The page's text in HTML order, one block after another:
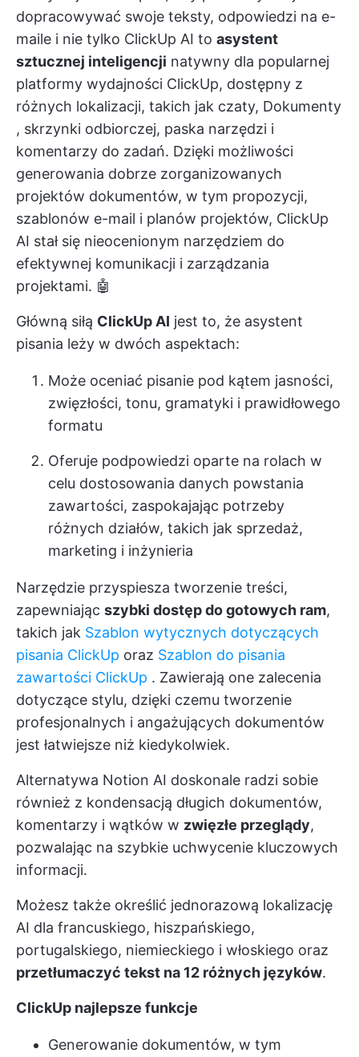
dopracowywać swoje teksty, odpowiedzi na e-
maile i nie tylko ClickUp AI to asystent
sztucznej inteligencji natywny dla popularnej
platformy wydajności ClickUp, dostępny z
różnych lokalizacji, takich jak czaty, Dokumenty
, skrzynki odbiorczej, paska narzędzi i
komentarzy do zadań. Dzięki możliwości
generowania dobrze zorganizowanych
projektów dokumentów, w tym propozycji,
szablonów e-mail i planów projektów, ClickUp
AI stał się nieocenionym narzędziem do
efektywnej komunikacji i zarządzania
projektami. 🤖
Główną siłą ClickUp AI jest to, że asystent
pisania leży w dwóch aspektach:
Może oceniać pisanie pod kątem jasności,
zwięzłości, tonu, gramatyki i prawidłowego
formatu
Oferuje podpowiedzi oparte na rolach w
celu dostosowania danych powstania
zawartości, zaspokajając potrzeby
różnych działów, takich jak sprzedaż,
marketing i inżynieria
Narzędzie przyspiesza tworzenie treści,
zapewniając szybki dostęp do gotowych ram,
takich jak Szablon wytycznych dotyczących
pisania ClickUp oraz Szablon do pisania
zawartości ClickUp . Zawierają one zalecenia
dotyczące stylu, dzięki czemu tworzenie
profesjonalnych i angażujących dokumentów
jest łatwiejsze niż kiedykolwiek.
Alternatywa Notion AI doskonale radzi sobie
również z kondensacją długich dokumentów,
komentarzy i wątków w zwięzłe przeglądy,
pozwalając na szybkie uchwycenie kluczowych
informacji.
Możesz także określić jednorazową lokalizację
AI dla francuskiego, hiszpańskiego,
portugalskiego, niemieckiego i włoskiego oraz
przetłumaczyć tekst na 12 różnych języków.
ClickUp najlepsze funkcje
Generowanie dokumentów, w tym